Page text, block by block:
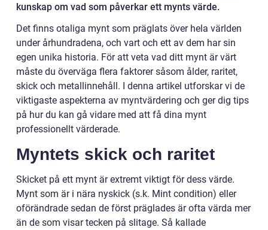
kunskap om vad som påverkar ett mynts värde.
Det finns otaliga mynt som präglats över hela världen
under århundradena, och vart och ett av dem har sin
egen unika historia. För att veta vad ditt mynt är värt
måste du överväga flera faktorer såsom ålder, raritet,
skick och metallinnehåll. I denna artikel utforskar vi de
viktigaste aspekterna av myntvärdering och ger dig tips
på hur du kan gå vidare med att få dina mynt
professionellt värderade.
Myntets skick och raritet
Skicket på ett mynt är extremt viktigt för dess värde.
Mynt som är i nära nyskick (s.k. Mint condition) eller
oförändrade sedan de först präglades är ofta värda mer
än de som visar tecken på slitage. Så kallade